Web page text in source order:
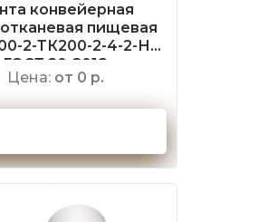
конвейерная
пищевая
2-ТК200-2-4-2-НБ
ГОСТ 20-2018
Цена: от 0 р.